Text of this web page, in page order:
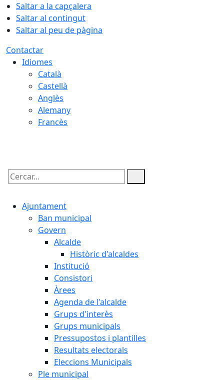
Saltar a la capçalera
Saltar al contingut
Saltar al peu de pàgina
Contactar
Idiomes
Català
Castellà
Anglès
Alemany
Francès
Cercar:
Ajuntament
Ban municipal
Govern
Alcalde
Històric d'alcaldes
Institució
Consistori
Àrees
Agenda de l'alcalde
Grups d'interès
Grups municipals
Pressupostos i plantilles
Resultats electorals
Eleccions Municipals
Ple municipal